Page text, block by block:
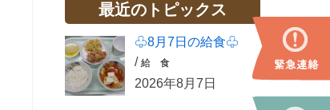
最近のトピックス
♧8月7日の給食♧
/ 給 食
2026年8月7日